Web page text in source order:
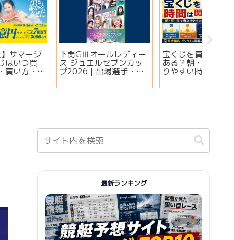
下関GⅢオールレディー
ス ジュエルセブンカッ
プ2026｜出場選手・注
報まとめ
宝くじを買う時間は関係
ある？朝・昼・夜で当た
りやすい時間帯と金運ジ
最新ランキング